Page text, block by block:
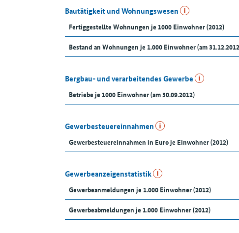
Bautätigkeit und Wohnungswesen
Fertiggestellte Wohnungen je 1000 Einwohner (2012)
Bestand an Wohnungen je 1.000 Einwohner (am
Bergbau- und verarbeitendes Gewerbe
Betriebe je 1000 Einwohner (am 30.09.2012)
Gewerbesteuereinnahmen
Gewerbesteuereinnahmen in Euro je Einwohner (2012)
Gewerbeanzeigenstatistik
Gewerbeanmeldungen je 1.000 Einwohner (2012)
Gewerbeabmeldungen je 1.000 Einwohner (2012)